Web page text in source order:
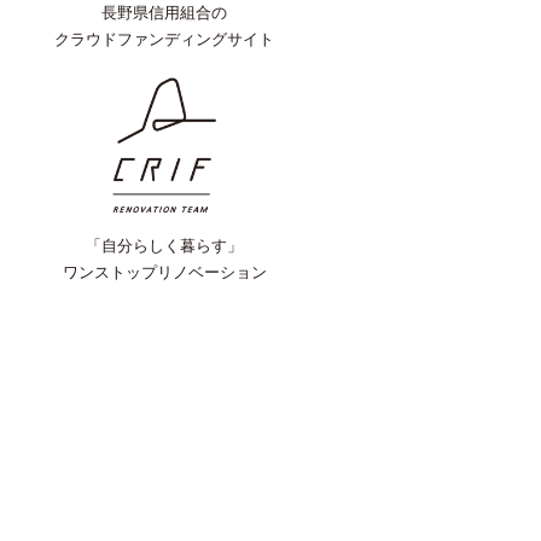
長野県信用組合の
クラウドファンディングサイト
「自分らしく暮らす」
ワンストップリノベーション